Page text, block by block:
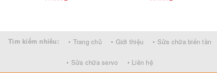
Tìm kiếm nhiều: • Trang chủ • Giới thiệu • Sửa chữa biến tần
• Sửa chữa servo • Liên hệ